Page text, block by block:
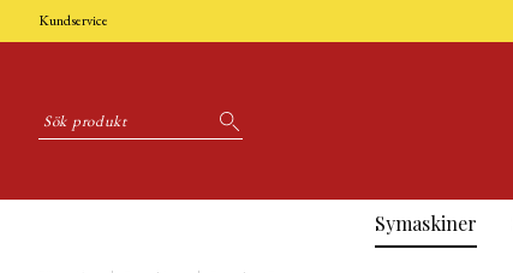
Kundservice
Symaskiner